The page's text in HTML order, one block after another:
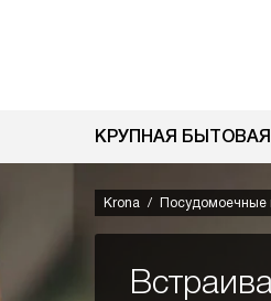
КРУПНАЯ
Krona